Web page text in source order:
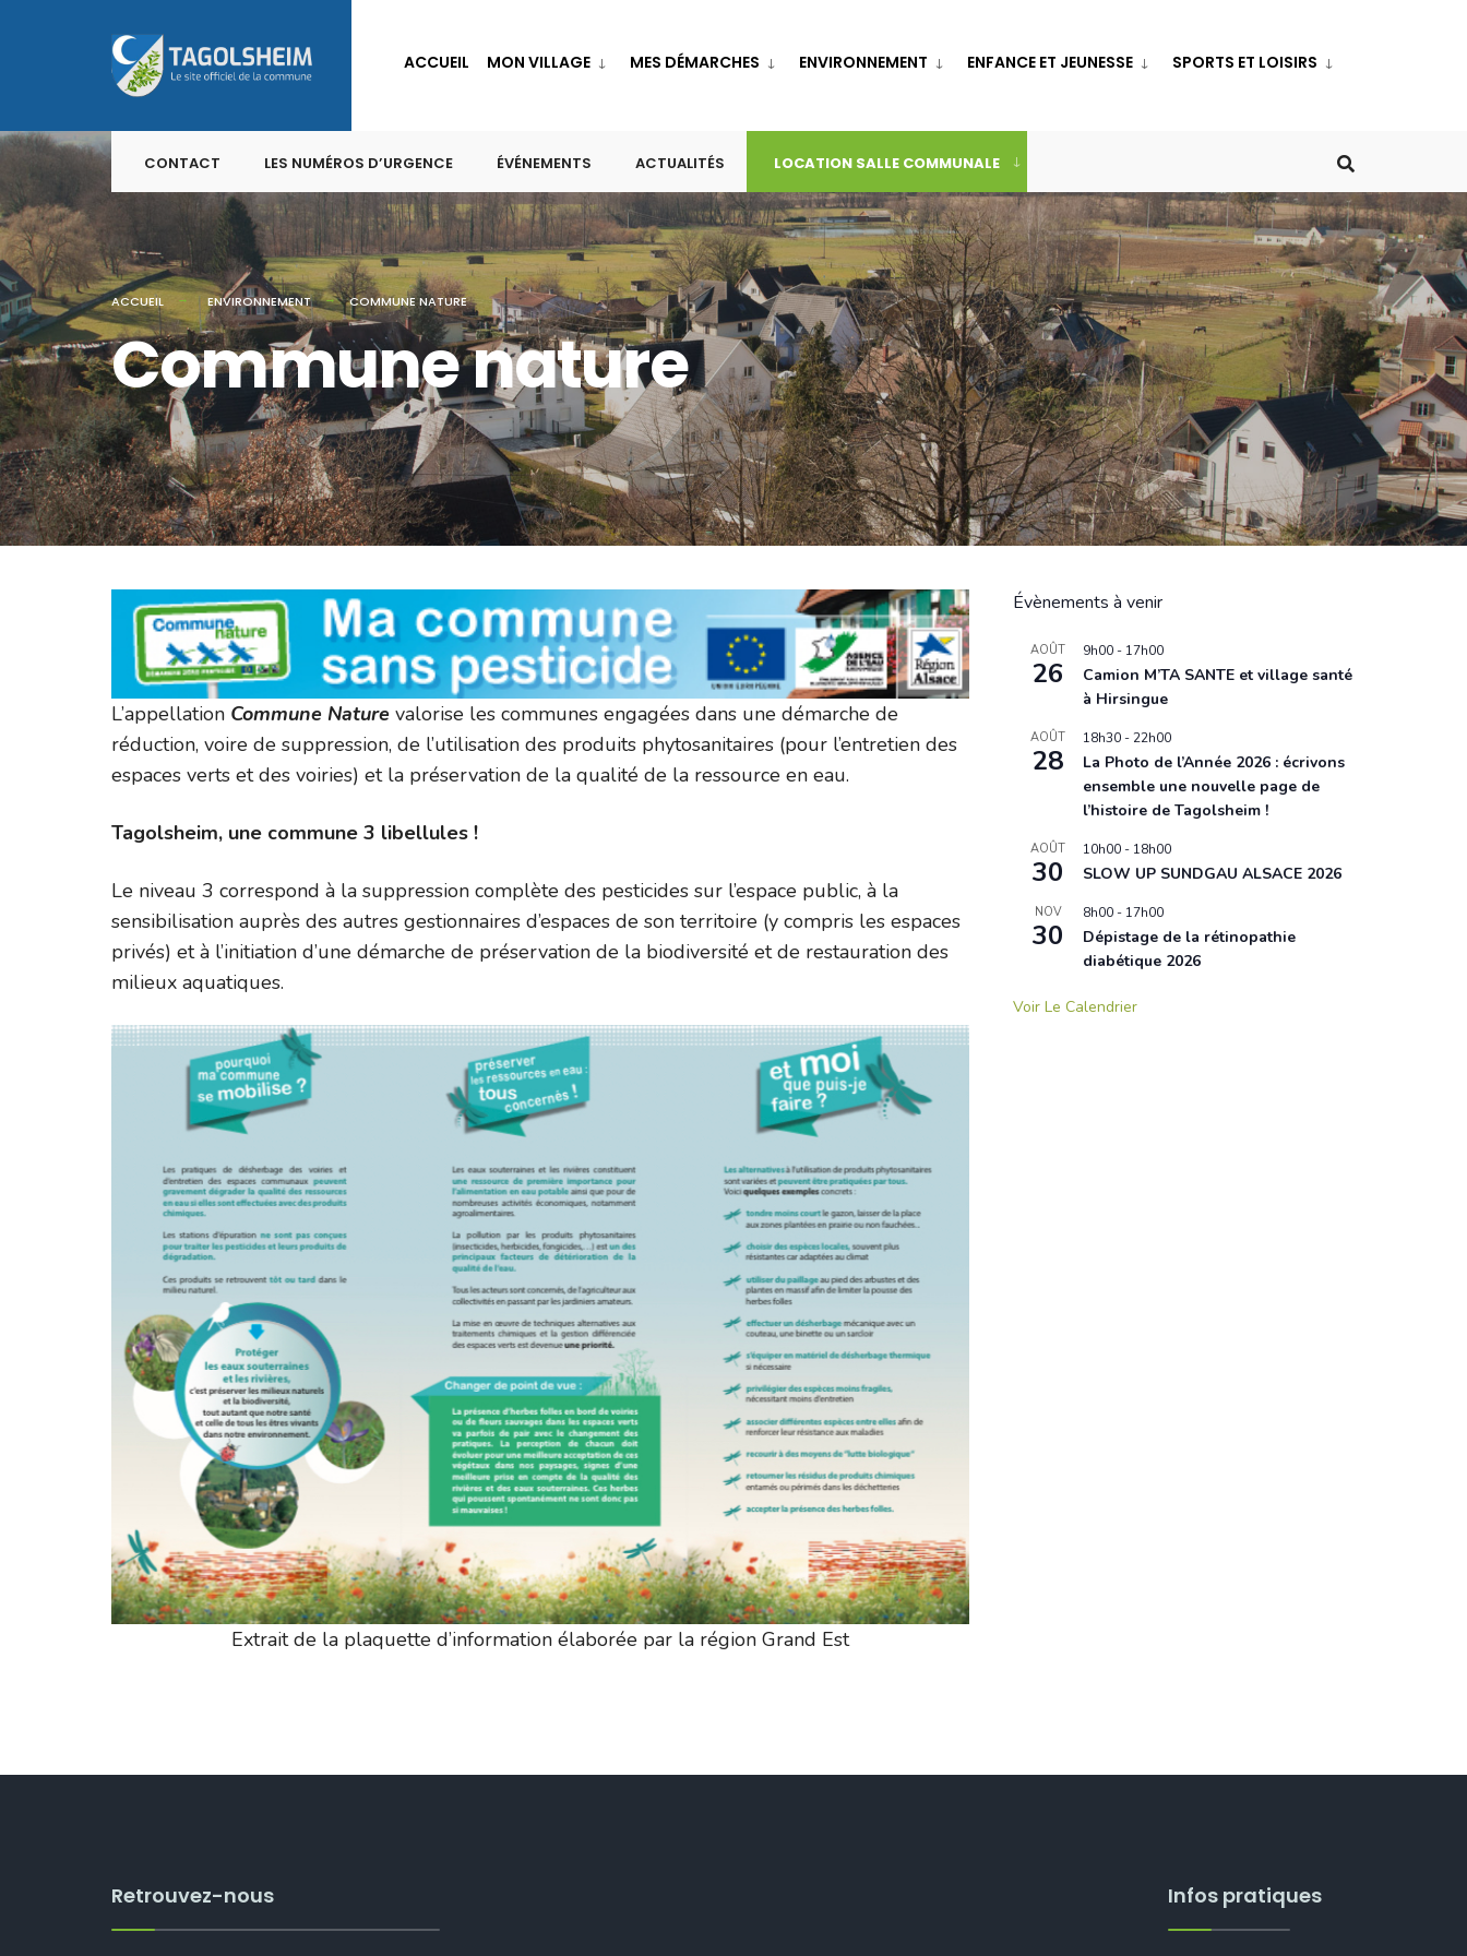
ACCUEIL MON VILLAGE MES DÉMARCHES ENVIRONNEMENT ENFANCE ET JEUNESSE SPORTS ET LOISIRS
CONTACT LES NUMÉROS D’URGENCE ÉVÉNEMENTS ACTUALITÉS LOCATION SALLE COMMUNALE
ACCUEIL ENVIRONNEMENT COMMUNE NATURE
Commune nature
L’appellation Commune Nature valorise les communes engagées dans une démarche de
réduction, voire de suppression, de l’utilisation des produits phytosanitaires (pour l’entretien des
espaces verts et des voiries) et la préservation de la qualité de la ressource en eau.
Tagolsheim, une commune 3 libellules !
Le niveau 3 correspond à la suppression complète des pesticides sur l’espace public, à la
sensibilisation auprès des autres gestionnaires d’espaces de son territoire (y compris les espaces
privés) et à l’initiation d’une démarche de préservation de la biodiversité et de restauration des
milieux aquatiques.
Extrait de la plaquette d’information élaborée par la région Grand Est
Évènements à venir
AOÛT
26
9h00 - 17h00
Camion M’TA SANTE et village santé
à Hirsingue
AOÛT
28
18h30 -22h00
La Photo de l’Année 2026 : écrivons
ensemble une nouvelle page de
l’histoire de Tagolsheim !
AOÛT
30
10h00 - 18h00
SLOW UP SUNDGAU ALSACE 2026
NOV
30
8h00 - 17h00
Dépistage de la rétinopathie
diabétique 2026
Voir Le Calendrier
Retrouvez-nous Infos pratiques